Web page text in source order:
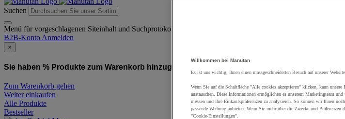
Suchen
Menü für vorgeschlagenen Siteinhalt und Suchprotokoll
B2B-Konto Anmelden
×
Sie haben % Produkte zum Warenkorb hinzugefügt:
Zum Warenkorb gehen
Weiter einkaufen
Alle Produkte
Bestseller
Willkommen bei Manutan
Es ist uns wichtig, Ihnen einen massgeschneiderten Besuch auf unserer
Wenn Sie auf die Schaltfläche "Alle cookies akzeptieren" klicken, kann
austauschen. Diese Informationen ermöglichen es unserem Marketingteam
messen und Ihre Einkaufspräferenzen zu analysieren. So können wir Ihnen
passende Werbung anbieten. Wenn Sie mehr über die Zwecke und
"Cookie-Einstellungen".